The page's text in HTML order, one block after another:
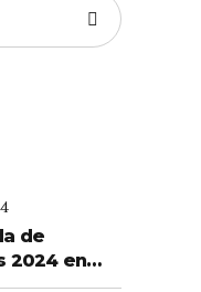
de
2024 en
para